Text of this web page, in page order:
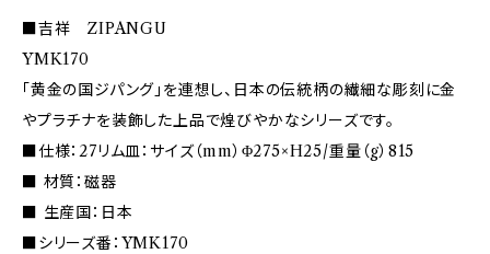
■吉祥 ZIPANGU
YMK170
「黄金の国ジパング」を連想し、日本の伝統柄の繊細な彫刻に金
やプラチナを装飾した上品で煌びやかなシリーズです。
■仕様：27リム皿：サイズ（mm）Φ275×H25/重量（g）815
■ 材質：磁器
■ 生産国：日本
■シリーズ番：YMK170